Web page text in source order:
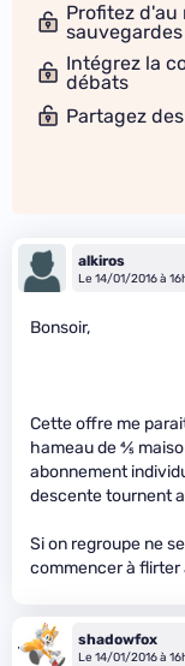
Profitez d'au
sauvegardes
Intégrez la
débats
Partagez
alkiros
Le 14/01/2016 à
Bonsoir,
Cette offre me
hameau de4⁄5
abonnement
descente tournent
Si on regroupe ne
commencer à flirter
shadowfox
Le 14/01/2016 à